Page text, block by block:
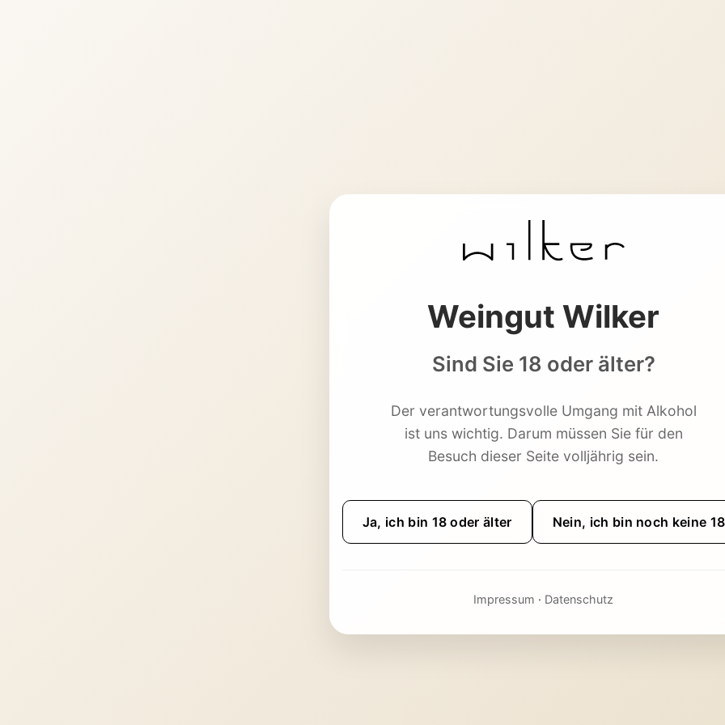
Weingut Wilker
Sind Sie 18 oder älter?
Der verantwortungsvolle Umgang mit Alkohol
ist uns wichtig. Darum müssen Sie für den
Besuch dieser Seite volljährig sein.
Ja, ich bin 18 oder älter Nein, ich bin noch keine 18
Impressum · Datenschutz